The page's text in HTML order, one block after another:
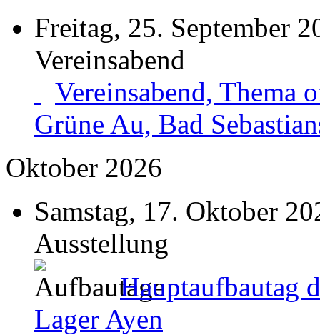
Freitag, 25. September
Vereinsabend
Vereinsabend, Thema
Grüne Au, Bad
Oktober 2026
Samstag, 17. Oktober
Ausstellung
Hauptaufbautag
Lager Ayen